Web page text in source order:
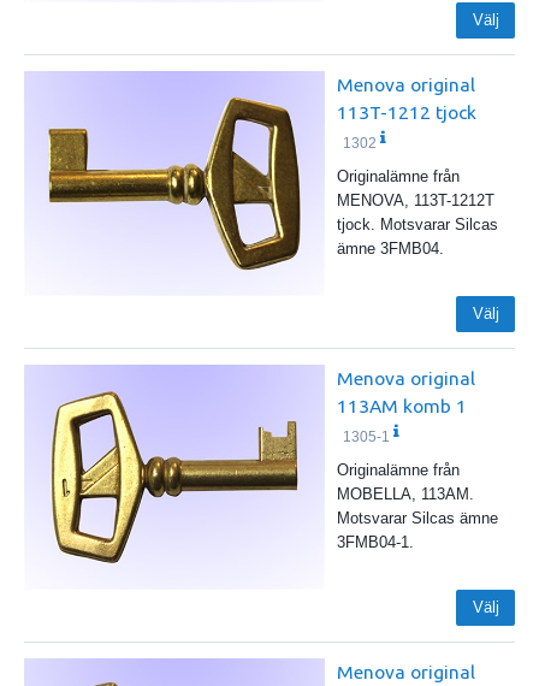
Välj
Menova original
113T-1212 tjock
1302
Originalämne från
MENOVA, 113T-1212T
tjock. Motsvarar Silcas
ämne 3FMB04.
Välj
Menova original
113AM komb 1
1305-1
Originalämne från
MOBELLA, 113AM.
Motsvarar Silcas ämne
3FMB04-1.
Välj
Menova original